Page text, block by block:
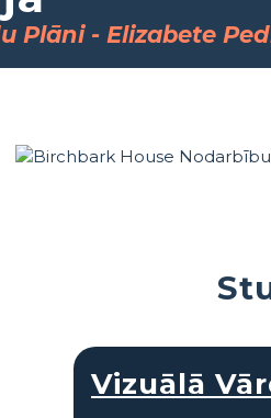
Plāni - Elizabete
Vizuālā